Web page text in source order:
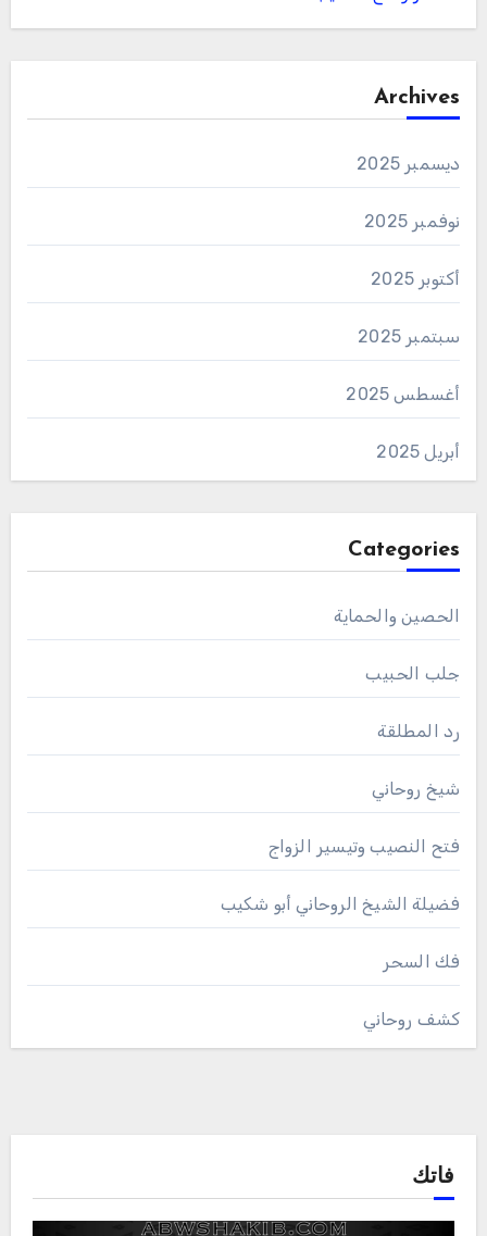
Archives
ديسمبر 2025
نوفمبر 2025
أكتوبر 2025
سبتمبر 2025
أغسطس 2025
أبريل 2025
Categories
الحصين والحماية
جلب الحبيب
رد المطلقة
شيخ روحاني
فتح النصيب وتيسير الزواج
فضيلة الشيخ الروحاني أبو شكيب
فك السحر
كشف روحاني
فاتك